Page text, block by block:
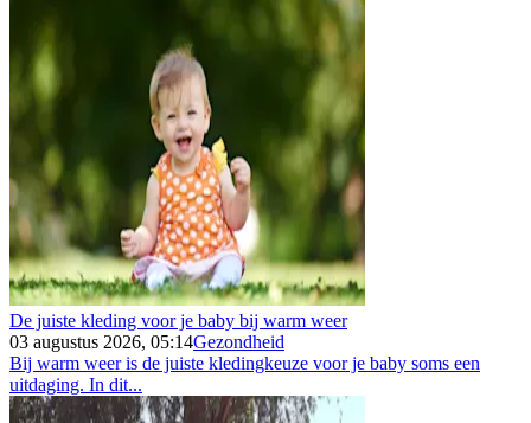
De juiste kleding voor je baby bij warm weer
03 augustus 2026, 05:14Gezondheid
Bij warm weer is de juiste kledingkeuze voor je baby soms een
uitdaging. In dit...